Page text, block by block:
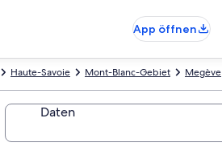
App öffnen
Megève
Mont-Blanc-Gebiet
Haute-Savoie
Daten